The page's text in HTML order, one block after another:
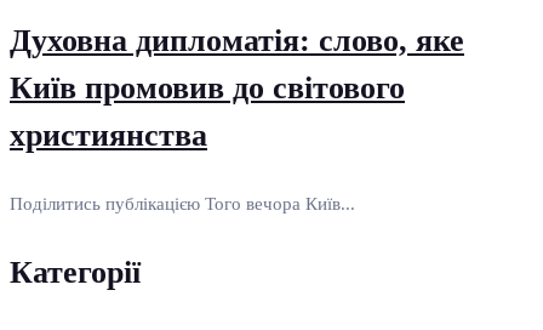
Духовна дипломатія: слово, яке
Київ промовив до світового
християнства
Поділитись публікацією Того вечора Київ...
Категорії